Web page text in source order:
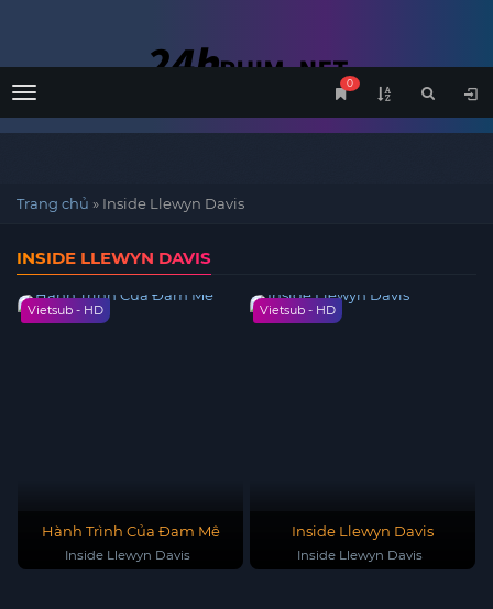
Menu
0
Trang chủ » Inside Llewyn Davis
INSIDE LLEWYN DAVIS
Vietsub - HD
Hành Trình Của Đam Mê
Inside Llewyn Davis
Vietsub - HD
Inside Llewyn Davis
Inside Llewyn Davis